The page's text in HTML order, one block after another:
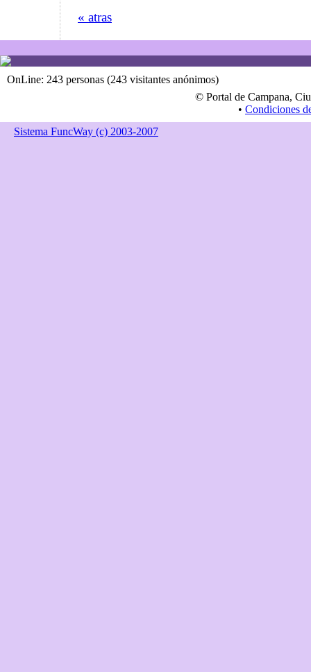
« atras
OnLine: 243 personas (243 visitantes anónimos)
© Portal de Campana,
• Condiciones
Sistema FuncWay (c) 2003-2007